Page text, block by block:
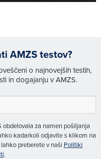
AMZS testov?
o najnovejših testih,
in dogajanju v AMZS.
za namen pošiljanja
kadarkoli odjavite s klikom na
preberete v naši Politiki
.